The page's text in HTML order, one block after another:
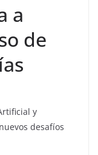
a
de
y
desafíos